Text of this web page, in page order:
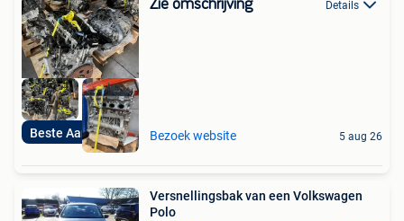
Beste Aanbieding
Zie omschrijving Details
Bezoek website 5 aug 26
Versnellingsbak van een Volkswagen
Polo